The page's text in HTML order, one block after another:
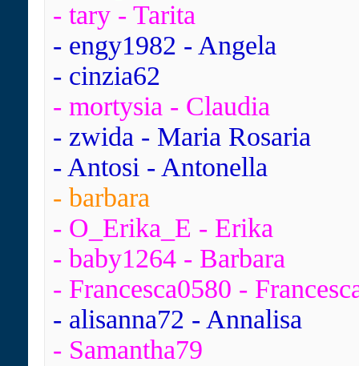
- tary - Tarita
- engy1982 - Angela
- cinzia62
- mortysia - Claudia
- zwida - Maria Rosaria
- Antosi - Antonella
- barbara
- O_Erika_E - Erika
- baby1264 - Barbara
- Francesca0580 -
- alisanna72 - Annalisa
- Samantha79